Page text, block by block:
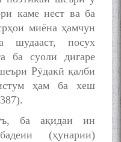
каме нест ва ба
миёна ҳамчун
шудааст, посух
ба суоли дигаре
Рӯдакӣ қалби
ҳам ба xeш
ба ақидаи ин
(ҳунарии)